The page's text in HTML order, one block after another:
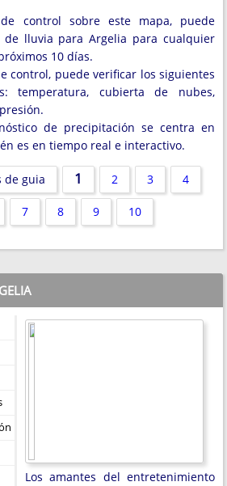
control sobre este mapa, puede
lluvia para Argelia para cualquier
10 días.
control, puede verificar los siguientes
temperatura, cubierta de nubes,
de precipitación se centra en
es en tiempo real e interactivo.
de guia 1 2 3 4
7 8 9 10
Los amantes del entretenimiento